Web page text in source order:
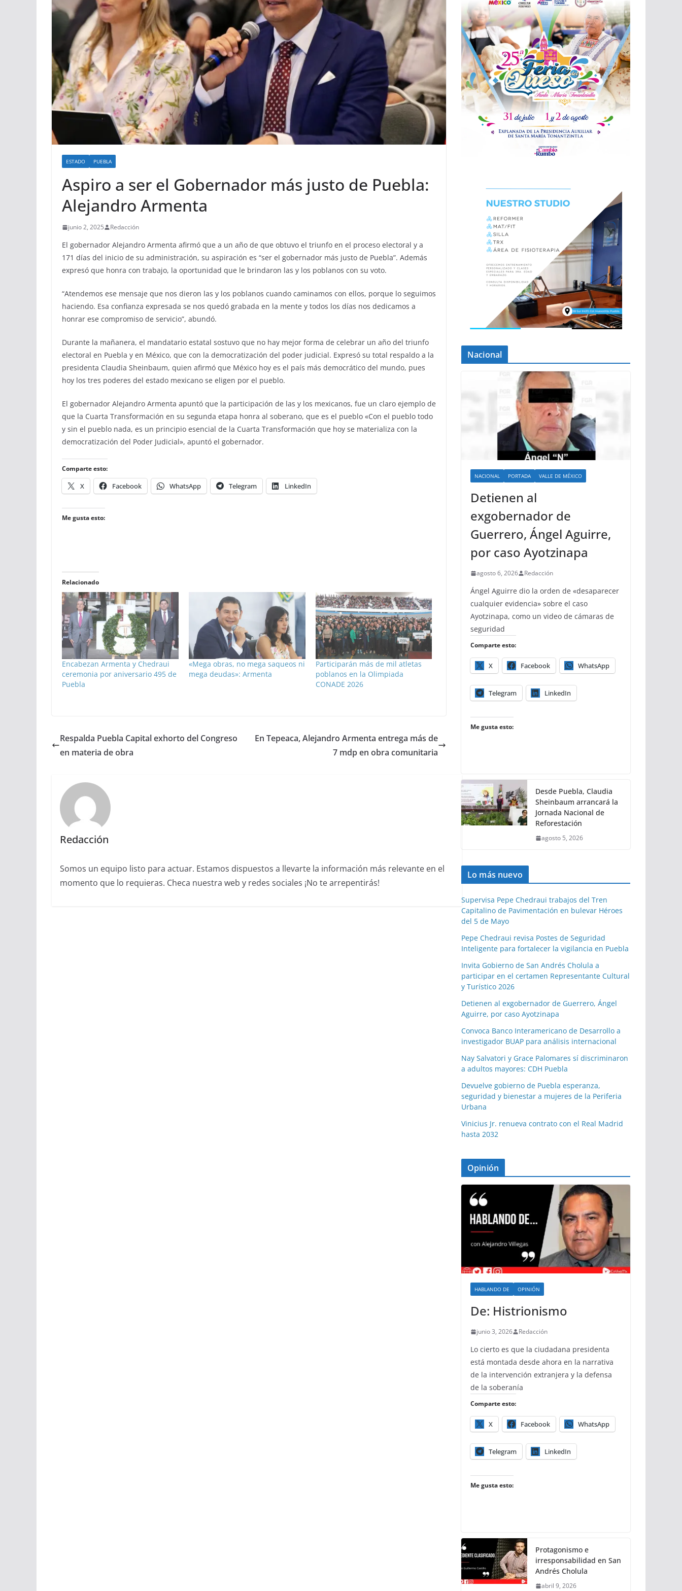
ESTADO PUEBLA
Aspiro a ser el Gobernador más justo de Puebla:
Alejandro Armenta
junio 2, 2025 Redacción
El gobernador Alejandro Armenta afirmó que a un año de que obtuvo el triunfo en el proceso electoral y a
171 días del inicio de su administración, su aspiración es “ser el gobernador más justo de Puebla”. Además
expresó que honra con trabajo, la oportunidad que le brindaron las y los poblanos con su voto.
“Atendemos ese mensaje que nos dieron las y los poblanos cuando caminamos con ellos, porque lo seguimos
haciendo. Esa confianza expresada se nos quedó grabada en la mente y todos los días nos dedicamos a
honrar ese compromiso de servicio”, abundó.
Durante la mañanera, el mandatario estatal sostuvo que no hay mejor forma de celebrar un año del triunfo
electoral en Puebla y en México, que con la democratización del poder judicial. Expresó su total respaldo a la
presidenta Claudia Sheinbaum, quien afirmó que México hoy es el país más democrático del mundo, pues
hoy los tres poderes del estado mexicano se eligen por el pueblo.
El gobernador Alejandro Armenta apuntó que la participación de las y los mexicanos, fue un claro ejemplo de
que la Cuarta Transformación en su segunda etapa honra al soberano, que es el pueblo «Con el pueblo todo
y sin el pueblo nada, es un principio esencial de la Cuarta Transformación que hoy se materializa con la
democratización del Poder Judicial», apuntó el gobernador.
Comparte esto:
X Facebook WhatsApp Telegram LinkedIn
Me gusta esto:
Relacionado
Encabezan Armenta y Chedraui
ceremonia por aniversario 495 de
Puebla
«Mega obras, no mega saqueos ni
mega deudas»: Armenta
Participarán más de mil atletas
poblanos en la Olimpiada
CONADE 2026
Respalda Puebla Capital exhorto del Congreso
en materia de obra
En Tepeaca, Alejandro Armenta entrega más de
7 mdp en obra comunitaria
Redacción
Somos un equipo listo para actuar. Estamos dispuestos a llevarte la información más relevante en el
momento que lo requieras. Checa nuestra web y redes sociales ¡No te arrepentirás!
Nacional
NACIONAL PORTADA VALLE DE MÉXICO
Detienen al
exgobernador de
Guerrero, Ángel Aguirre,
por caso Ayotzinapa
agosto 6, 2026 Redacción
Ángel Aguirre dio la orden de «desaparecer
cualquier evidencia» sobre el caso
Ayotzinapa, como un video de cámaras de
seguridad
Comparte esto:
X Facebook WhatsApp
Telegram LinkedIn
Me gusta esto:
Desde Puebla, Claudia
Sheinbaum arrancará la
Jornada Nacional de
Reforestación
agosto 5, 2026
Lo más nuevo
Supervisa Pepe Chedraui trabajos del Tren
Capitalino de Pavimentación en bulevar Héroes
del 5 de Mayo
Pepe Chedraui revisa Postes de Seguridad
Inteligente para fortalecer la vigilancia en Puebla
Invita Gobierno de San Andrés Cholula a
participar en el certamen Representante Cultural
y Turístico 2026
Detienen al exgobernador de Guerrero, Ángel
Aguirre, por caso Ayotzinapa
Convoca Banco Interamericano de Desarrollo a
investigador BUAP para análisis internacional
Nay Salvatori y Grace Palomares sí discriminaron
a adultos mayores: CDH Puebla
Devuelve gobierno de Puebla esperanza,
seguridad y bienestar a mujeres de la Periferia
Urbana
Vinicius Jr. renueva contrato con el Real Madrid
hasta 2032
Opinión
HABLANDO DE OPINIÓN
De: Histrionismo
junio 3, 2026 Redacción
Lo cierto es que la ciudadana presidenta
está montada desde ahora en la narrativa
de la intervención extranjera y la defensa
de la soberanía
Comparte esto:
X Facebook WhatsApp
Telegram LinkedIn
Me gusta esto:
Protagonismo e
irresponsabilidad en San
Andrés Cholula
abril 9, 2026